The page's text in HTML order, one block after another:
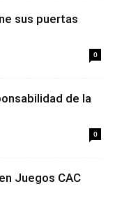
sus puertas
0
de la
0
Juegos CAC